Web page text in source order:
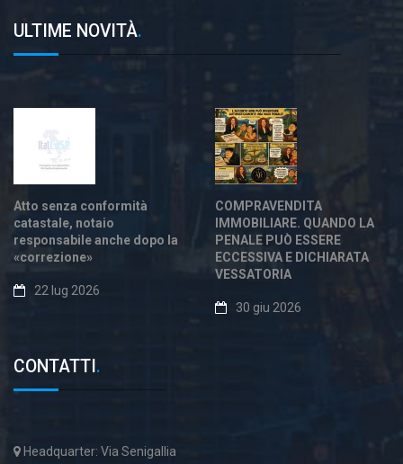
ULTIME NOVITÀ.
Atto senza conformità
catastale, notaio
responsabile anche dopo la
«correzione»
22 lug 2026
COMPRAVENDITA
IMMOBILIARE. QUANDO LA
PENALE PUÒ ESSERE
ECCESSIVA E DICHIARATA
VESSATORIA
30 giu 2026
CONTATTI .
Headquarter: Via Senigallia